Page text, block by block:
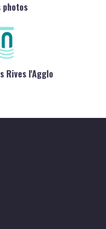
photos
Rives l'Agglo